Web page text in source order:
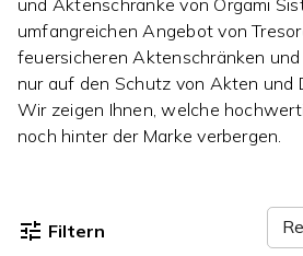
umfangreichen Angebot von
feuersicheren Aktenschränken
nur auf den Schutz von Akten und
Wir zeigen Ihnen, welche
noch hinter der Marke verbergen.
Filtern